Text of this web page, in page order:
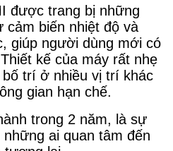
được trang bị những
cảm biến nhiệt độ và
giúp người dùng mới có
kế của máy rất nhẹ
trí ở nhiều vị trí khác
gian hạn chế.
trong 2 năm, là sự
ai quan tâm đến